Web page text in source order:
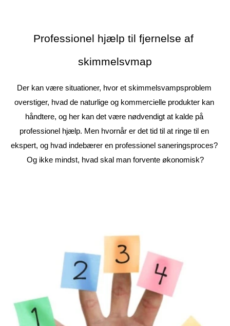
Professionel hjælp til fjernelse af
skimmelsvmap
Der kan være situationer, hvor et skimmelsvampsproblem
overstiger, hvad de naturlige og kommercielle produkter kan
håndtere, og her kan det være nødvendigt at kalde på
professionel hjælp. Men hvornår er det tid til at ringe til en
ekspert, og hvad indebærer en professionel saneringsproces?
Og ikke mindst, hvad skal man forvente økonomisk?